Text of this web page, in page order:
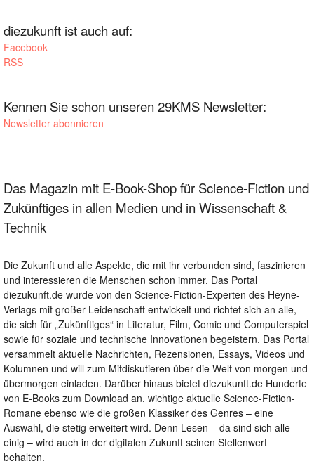
diezukunft ist auch auf:
Facebook
RSS
Kennen Sie schon unseren 29KMS Newsletter:
Newsletter abonnieren
Das Magazin mit E-Book-Shop für Science-Fiction und
Zukünftiges in allen Medien und in Wissenschaft &
Technik
Die Zukunft und alle Aspekte, die mit ihr verbunden sind, faszinieren
und interessieren die Menschen schon immer. Das Portal
diezukunft.de wurde von den Science-Fiction-Experten des Heyne-
Verlags mit großer Leidenschaft entwickelt und richtet sich an alle,
die sich für „Zukünftiges“ in Literatur, Film, Comic und Computerspiel
sowie für soziale und technische Innovationen begeistern. Das Portal
versammelt aktuelle Nachrichten, Rezensionen, Essays, Videos und
Kolumnen und will zum Mitdiskutieren über die Welt von morgen und
übermorgen einladen. Darüber hinaus bietet diezukunft.de Hunderte
von E-Books zum Download an, wichtige aktuelle Science-Fiction-
Romane ebenso wie die großen Klassiker des Genres – eine
Auswahl, die stetig erweitert wird. Denn Lesen – da sind sich alle
einig – wird auch in der digitalen Zukunft seinen Stellenwert
behalten.